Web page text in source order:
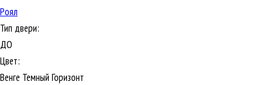
Роял
Тип двери:
ДО
Цвет:
Венге Темный Горизонт